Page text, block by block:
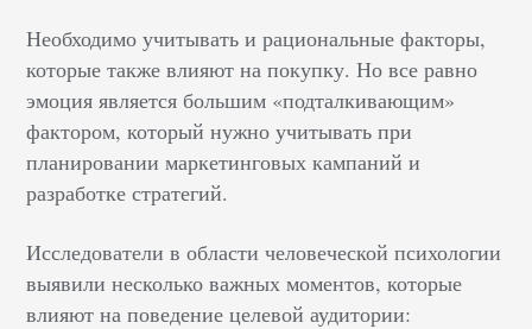
Необходимо учитывать и рациональные факторы,
которые также влияют на покупку. Но все равно
эмоция является большим «подталкивающим»
фактором, который нужно учитывать при
планировании маркетинговых кампаний и
разработке стратегий.
Исследователи в области человеческой психологии
выявили несколько важных моментов, которые
влияют на поведение целевой аудитории: